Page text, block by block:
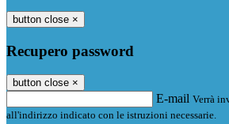
button close ×
Recupero password
button close ×
E-mail Verrà
all'indirizzo indicato con le istruzioni necessarie.